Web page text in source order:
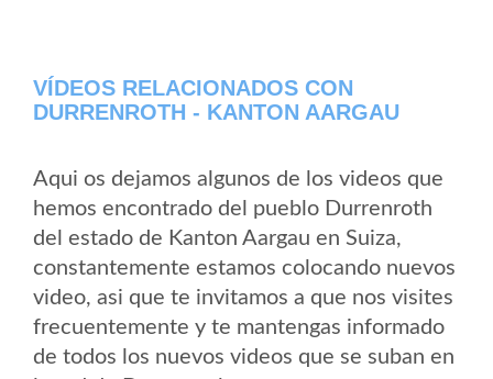
VÍDEOS RELACIONADOS CON
DURRENROTH - KANTON AARGAU
Aqui os dejamos algunos de los videos que
hemos encontrado del pueblo Durrenroth
del estado de Kanton Aargau en Suiza,
constantemente estamos colocando nuevos
video, asi que te invitamos a que nos visites
frecuentemente y te mantengas informado
de todos los nuevos videos que se suban en